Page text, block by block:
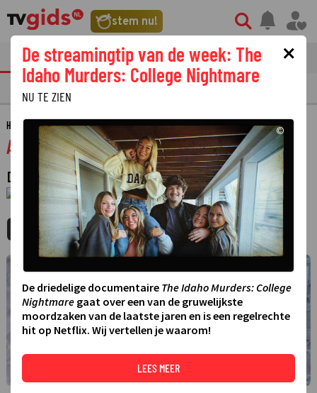
stem nu!
tvgids streaming nieuws
PRIMETIME GEMIST
HOME GIDS AL JAZEERA WORLD
Al Jazeera World
DOCUMENTAIRE
1 JANUARI 1970 01:00 - 01:00
MIJNGIDS AGENDA DELEN
×
De streamingtip van de week: The
Idaho Murders: College Nightmare
NU TE ZIEN
©
De driedelige documentaire The Idaho Murders: College
Nightmare gaat over een van de gruwelijkste
moordzaken van de laatste jaren en is een regelrechte
hit op Netflix. Wij vertellen je waarom!
LEES MEER